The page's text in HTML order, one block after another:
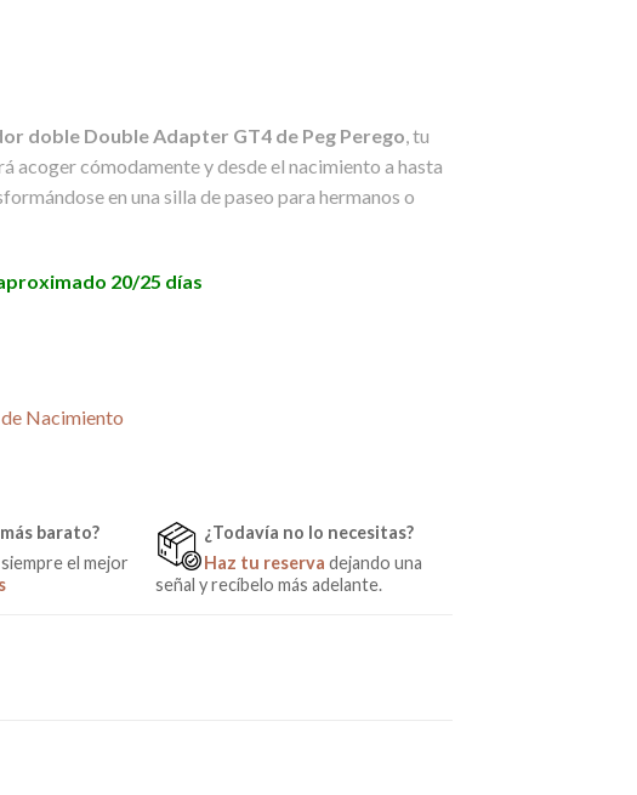
doble Double Adapter GT4 de Peg Perego , tu
acoger cómodamente y desde el nacimiento a hasta
en una silla de paseo para hermanos o
20/25 días
Nacimiento
barato?
el mejor
¿Todavía no lo necesitas?
Haz tu reserva dejando una
señal y recíbelo más adelante.